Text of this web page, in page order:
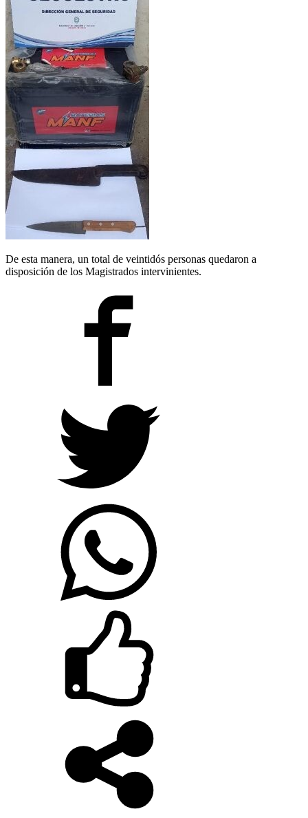
De esta manera, un total de veintidós personas quedaron a
disposición de los Magistrados intervinientes.